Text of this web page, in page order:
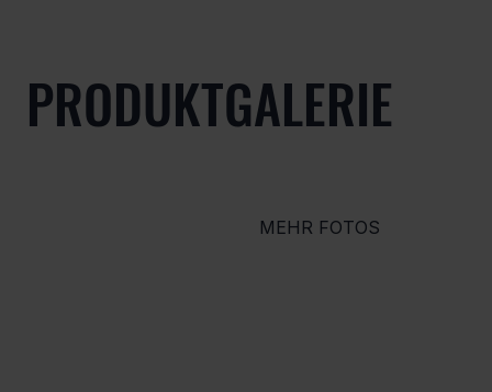
PRODUKTGALERIE
MEHR FOTOS